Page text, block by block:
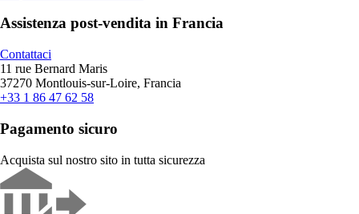
Assistenza post-vendita in Francia
Contattaci
11 rue Bernard Maris
37270 Montlouis-sur-Loire, Francia
+33 1 86 47 62 58
Pagamento sicuro
Acquista sul nostro sito in tutta sicurezza